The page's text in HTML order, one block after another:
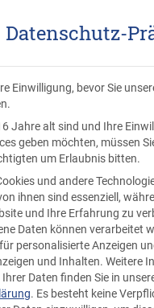
Datenschutz-
Einwilligung, bevor Sie
Jahre alt sind und Ihre
geben möchten, müssen
um Erlaubnis bitten.
und andere
ihnen sind essenziell,
und Ihre Erfahrung zu
Daten können verarbeitet
personalisierte Anzeigen
und Inhalten. Weitere
Daten finden Sie in
. Es besteht keine